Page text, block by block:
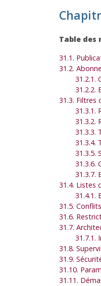
Table des
31.1.
31.2.
31.2.1.
31.2.2.
31.3. Filtres
31.3.1.
31.3.2.
31.3.3.
31.3.4.
31.3.5.
31.3.6.
31.3.7.
31.4. Listes
31.4.1.
31.5. Conflits
31.6.
31.7.
31.7.1.
31.8.
31.9.
31.10.
31.11.